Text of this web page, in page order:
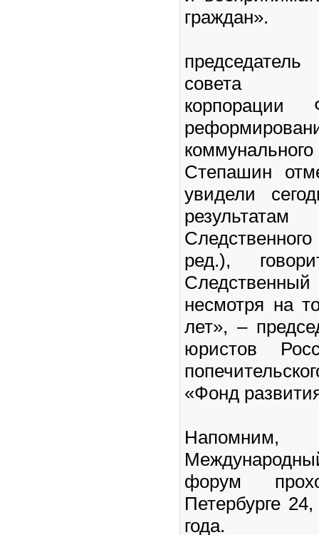
граждан».
совета
корпорации
Степашин
увидели
ред.),
Следственный
несмотря на
лет», –
юристов
«Фонд
Напомним,
форум
Петербурге
года.